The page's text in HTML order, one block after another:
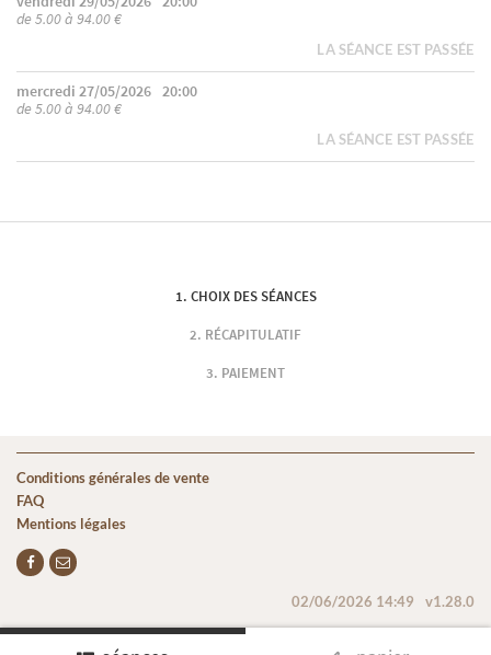
de 5.00 à 94.00 €
LA SÉANCE EST PASSÉE
mercredi 27/05/2026 20:00
de 5.00 à 94.00 €
LA SÉANCE EST PASSÉE
CHOIX DES SÉANCES
RÉCAPITULATIF
PAIEMENT
Conditions générales de vente
FAQ
Mentions légales
02/06/2026 14:49 v1.28.0